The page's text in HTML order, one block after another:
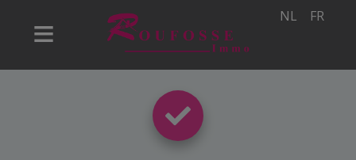
NL FR